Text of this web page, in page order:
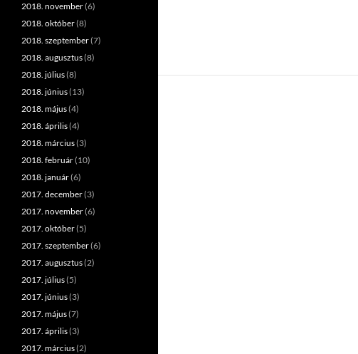
2018. november(6)
2018. október(8)
2018. szeptember(7)
2018. augusztus(8)
2018. július(8)
2018. június(13)
2018. május(4)
2018. április(4)
2018. március(3)
2018. február(10)
2018. január(6)
2017. december(3)
2017. november(6)
2017. október(5)
2017. szeptember(6)
2017. augusztus(2)
2017. július(5)
2017. június(3)
2017. május(7)
2017. április(3)
2017. március(2)